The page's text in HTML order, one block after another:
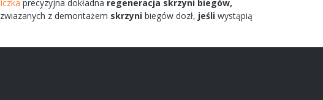
precyzyjna dokładna regeneracja skrzyni biegów,
zwiazanych z demontażem skrzyni biegów dozł, jeśli wystąpią